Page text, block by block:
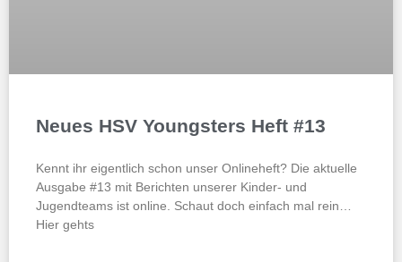
Neues HSV Youngsters Heft #13
Kennt ihr eigentlich schon unser Onlineheft? Die aktuelle
Ausgabe #13 mit Berichten unserer Kinder- und
Jugendteams ist online. Schaut doch einfach mal rein…
Hier gehts